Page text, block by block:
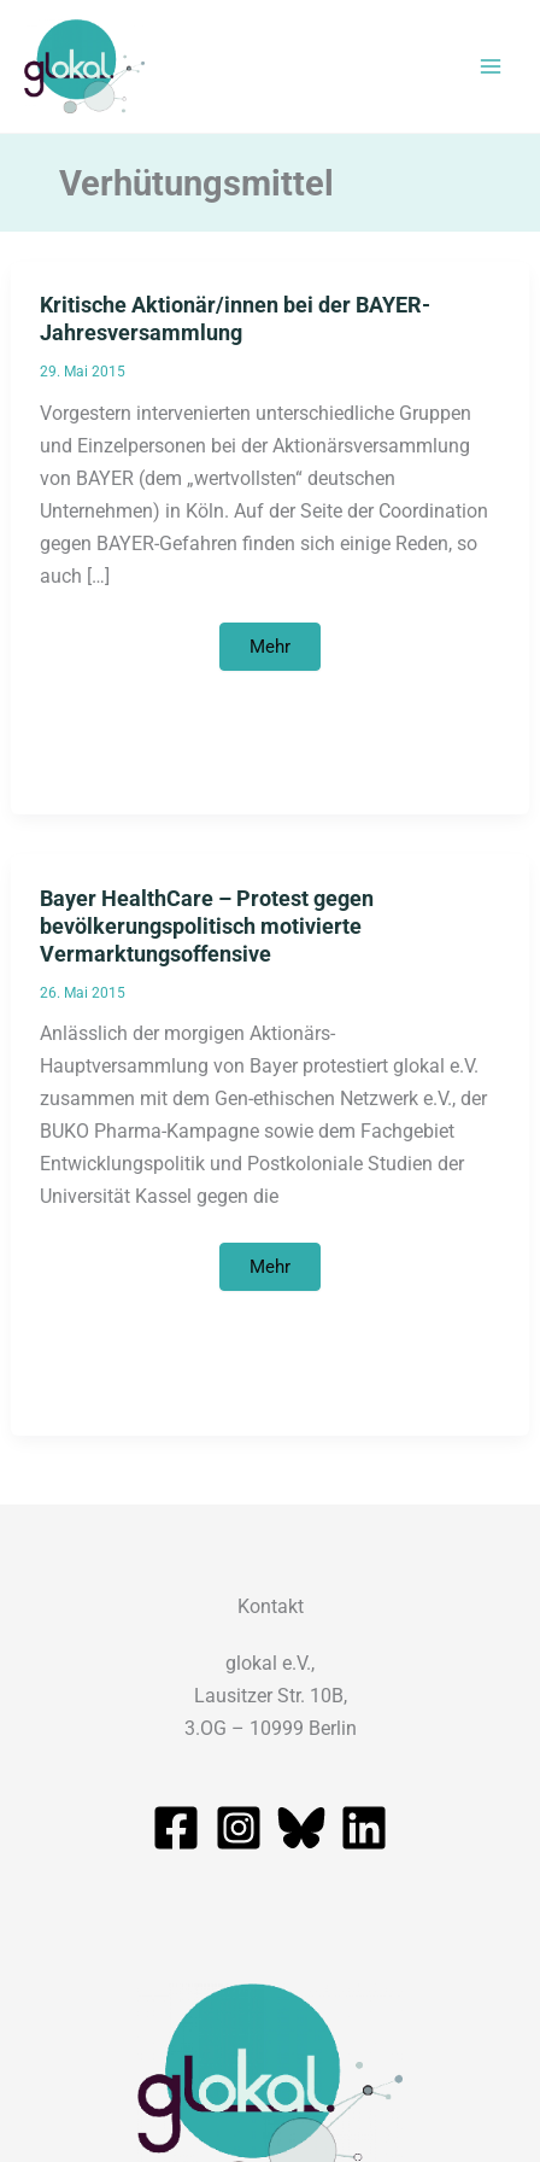
Inhalt
springen
Verhütungsmittel
Kritische Aktionär/innen bei der BAYER-
Jahresversammlung
29. Mai 2015
Vorgestern intervenierten unterschiedliche Gruppen
und Einzelpersonen bei der Aktionärsversammlung
von BAYER (dem „wertvollsten“ deutschen
Unternehmen) in Köln. Auf der Seite der Coordination
gegen BAYER-Gefahren finden sich einige Reden, so
auch […]
Kritische
Mehr
Bayer HealthCare – Protest gegen
bevölkerungspolitisch motivierte
Vermarktungsoffensive
26. Mai 2015
Anlässlich der morgigen Aktionärs-
Hauptversammlung von Bayer protestiert glokal e.V.
zusammen mit dem Gen-ethischen Netzwerk e.V., der
BUKO Pharma-Kampagne sowie dem Fachgebiet
Entwicklungspolitik und Postkoloniale Studien der
Universität Kassel gegen die
Bayer
HealthCare
Mehr
Kontakt
glokal e.V.,
Lausitzer Str. 10B,
3.OG – 10999 Berlin